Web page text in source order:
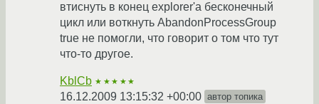
втиснуть в конец explorer'а бесконечный
цикл или воткнуть AbandonProcessGroup
true не помогли, что говорит о том что тут
что-то другое.
KblCb ★★★★★
16.12.2009 13:15:32 +00:00 автор топика